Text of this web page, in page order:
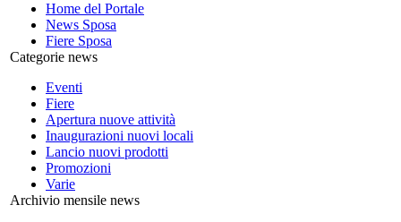
Home del Portale
News Sposa
Fiere Sposa
Categorie news
Eventi
Fiere
Apertura nuove attività
Inaugurazioni nuovi locali
Lancio nuovi prodotti
Promozioni
Varie
Archivio mensile news